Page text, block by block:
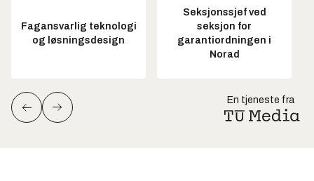
Fagansvarlig teknologi
og løsningsdesign
Seksjonssjef ved
seksjon for
garantiordningen i
Norad
En tjeneste fra